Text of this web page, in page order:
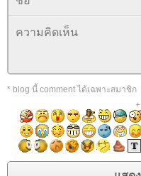
* blog นี้ comment ได้เฉพาะสมาชิก
+